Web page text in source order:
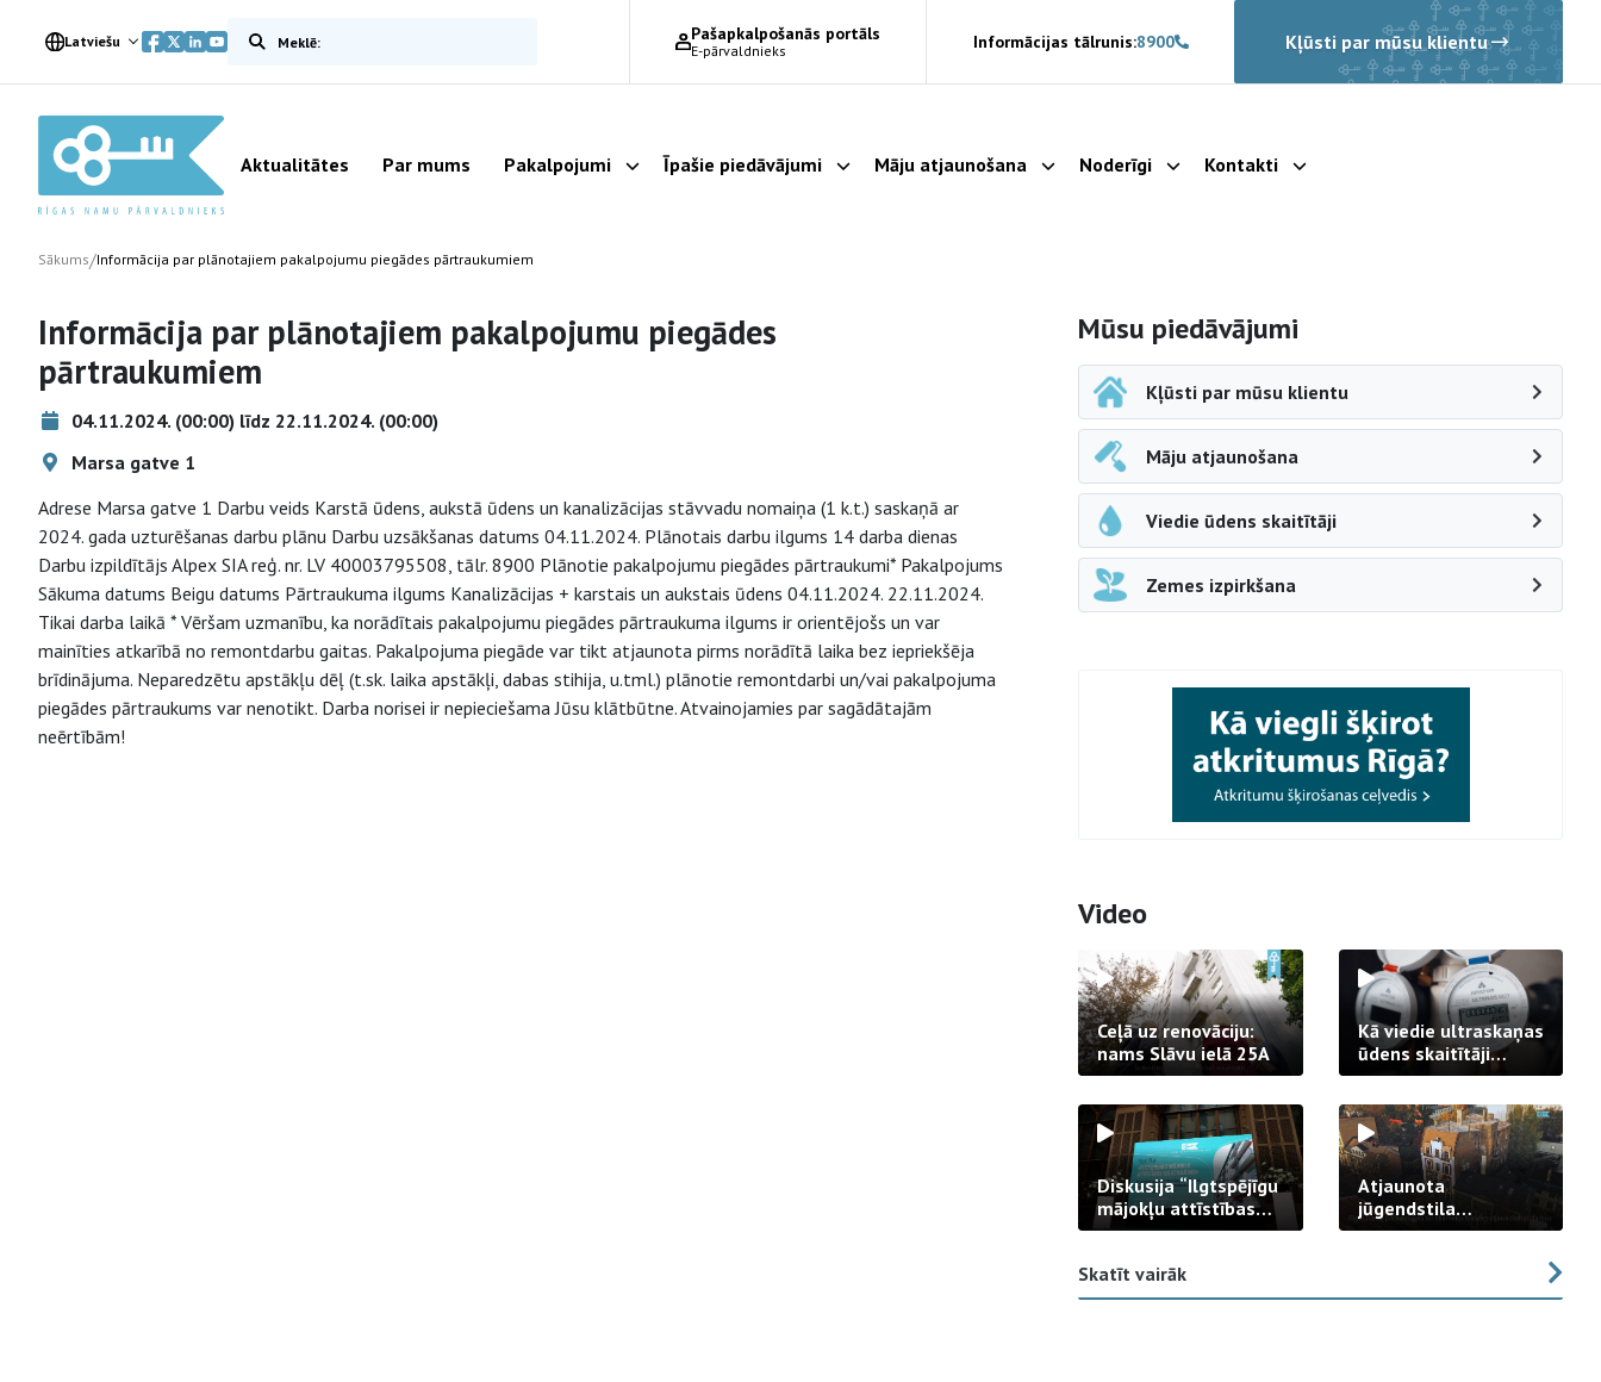
Latviešu Meklēt vietnē Pašapkalpošanās portāls
E-pārvaldnieks Informācijas tālrunis:8900 Kļūsti par mūsu klientu
Aktualitātes Par mums Pakalpojumi Parādīt apakšizvēlni
Īpašie piedāvājumi Parādīt apakšizvēlni
Māju atjaunošana Parādīt apakšizvēlni
Noderīgi Parādīt apakšizvēlni
Kontakti Parādīt apakšizvēlni
Sākums/Informācija par plānotajiem pakalpojumu piegādes pārtraukumiem
Informācija par plānotajiem pakalpojumu piegādes
pārtraukumiem
04.11.2024. (00:00) līdz 22.11.2024. (00:00)
Marsa gatve 1
Adrese Marsa gatve 1 Darbu veids Karstā ūdens, aukstā ūdens un kanalizācijas stāvvadu nomaiņa (1 k.t.) saskaņā ar
2024. gada uzturēšanas darbu plānu Darbu uzsākšanas datums 04.11.2024. Plānotais darbu ilgums 14 darba dienas
Darbu izpildītājs Alpex SIA reģ. nr. LV 40003795508, tālr. 8900 Plānotie pakalpojumu piegādes pārtraukumi* Pakalpojums
Sākuma datums Beigu datums Pārtraukuma ilgums Kanalizācijas + karstais un aukstais ūdens 04.11.2024. 22.11.2024.
Tikai darba laikā * Vēršam uzmanību, ka norādītais pakalpojumu piegādes pārtraukuma ilgums ir orientējošs un var
mainīties atkarībā no remontdarbu gaitas. Pakalpojuma piegāde var tikt atjaunota pirms norādītā laika bez iepriekšēja
brīdinājuma. Neparedzētu apstākļu dēļ (t.sk. laika apstākļi, dabas stihija, u.tml.) plānotie remontdarbi un/vai pakalpojuma
piegādes pārtraukums var nenotikt. Darba norisei ir nepieciešama Jūsu klātbūtne. Atvainojamies par sagādātajām
neērtībām!
Sāna navigācija
Mūsu piedāvājumi
Kļūsti par mūsu klientu
Māju atjaunošana
Viedie ūdens skaitītāji
Zemes izpirkšana
Video
Ceļā uz renovāciju:
nams Slāvu ielā 25A
Kā viedie ultraskaņas
ūdens skaitītāji
strādā praksē
Diskusija “Ilgtspējīgu
mājokļu attīstības
izaicinājums”
Atjaunota
jūgendstila
arhitektūras pērles
Skatīt vairāk